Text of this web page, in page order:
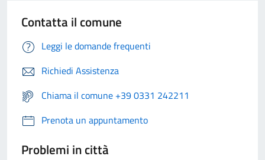
Contatta il comune
Leggi le domande frequenti
Richiedi Assistenza
Chiama il comune +39 0331 242211
Prenota un appuntamento
Problemi in città